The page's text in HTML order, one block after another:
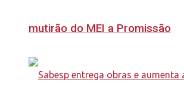
mutirão do MEI a Promissão